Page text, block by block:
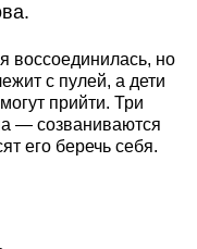
воссоединилась, но
с пулей, а дети
прийти. Три
— созваниваются
его беречь себя.